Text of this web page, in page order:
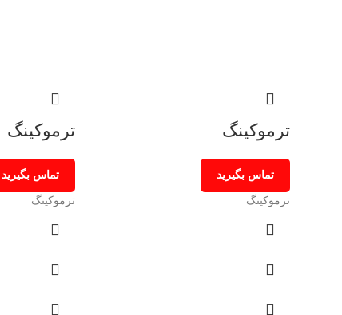
ترموکینگ
تماس بگیرید
ترموکینگ
ترموکینگ
تماس بگیرید
ترموکینگ